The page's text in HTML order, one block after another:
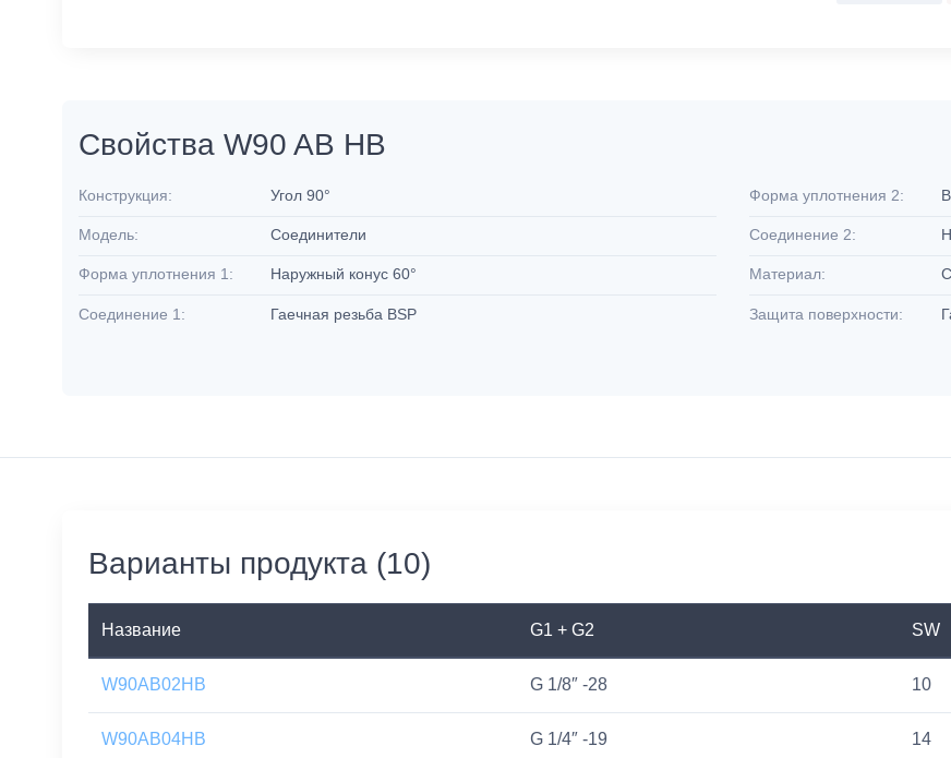
Свойства W90 AB HB
Конструкция: Угол 90°
Модель: Соединители
Форма уплотнения 1: Наружный конус 60°
Соединение 1: Гаечная резьба BSP
Форма уплотнения 2:
Соединение 2:
Материал:
Защита поверхности:
Варианты продукта (10)
Название G1 + G2 SW
W90AB02HB G 1/8″ -28 10
W90AB04HB G 1/4″ -19 14